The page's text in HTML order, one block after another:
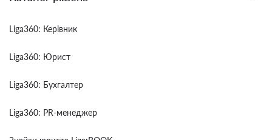
Liga360: Керівник
Liga360: Юрист
Liga360: Бухгалтер
Liga360: PR-менеджер